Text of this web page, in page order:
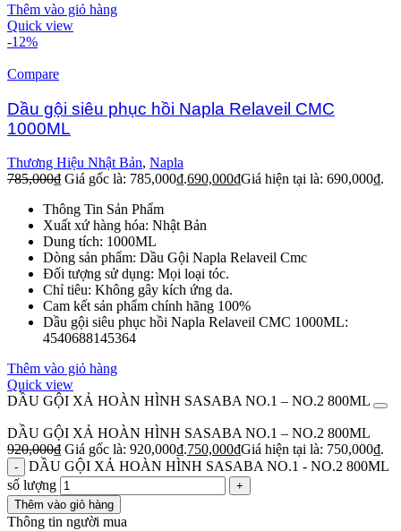
Thêm vào giỏ hàng
Quick view
-12%
Compare
Dầu gội siêu phục hồi Napla Relaveil CMC
1000ML
Thương Hiệu Nhật Bản, Napla
785,000₫ Giá gốc là: 785,000₫.690,000₫Giá hiện tại là: 690,000₫.
Thông Tin Sản Phẩm
Xuất xứ hàng hóa: Nhật Bản
Dung tích: 1000ML
Dòng sản phẩm: Dầu Gội Napla Relaveil Cmc
Đối tượng sử dụng: Mọi loại tóc.
Chỉ tiêu: Không gây kích ứng da.
Cam kết sản phẩm chính hãng 100%
Dầu gội siêu phục hồi Napla Relaveil CMC 1000ML:
4540688145364
Thêm vào giỏ hàng
Quick view
DẦU GỘI XẢ HOÀN HÌNH SASABA NO.1 – NO.2 800ML
DẦU GỘI XẢ HOÀN HÌNH SASABA NO.1 – NO.2 800ML
920,000₫ Giá gốc là: 920,000₫.750,000₫Giá hiện tại là: 750,000₫.
DẦU GỘI XẢ HOÀN HÌNH SASABA NO.1 - NO.2 800ML
số lượng
Thêm vào giỏ hàng
Thông tin người mua